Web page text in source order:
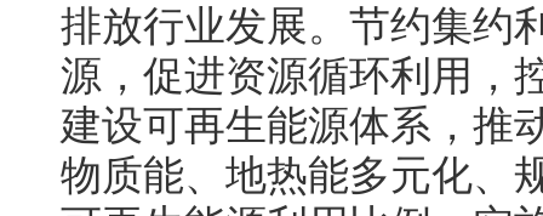
排放行业发展。节约集约
源，促进资源循环利用，
建设可再生能源体系，推
物质能、地热能多元化、